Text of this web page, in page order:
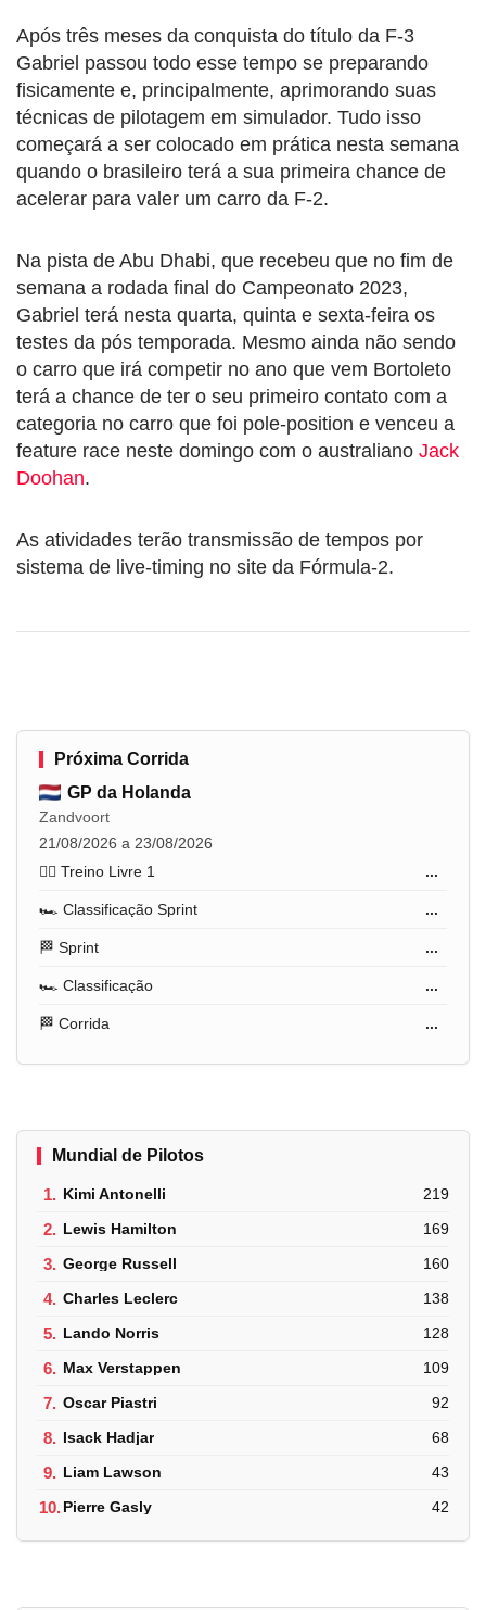
Após três meses da conquista do título da F-3
Gabriel passou todo esse tempo se preparando
fisicamente e, principalmente, aprimorando suas
técnicas de pilotagem em simulador. Tudo isso
começará a ser colocado em prática nesta semana
quando o brasileiro terá a sua primeira chance de
acelerar para valer um carro da F-2.
Na pista de Abu Dhabi, que recebeu que no fim de
semana a rodada final do Campeonato 2023,
Gabriel terá nesta quarta, quinta e sexta-feira os
testes da pós temporada. Mesmo ainda não sendo
o carro que irá competir no ano que vem Bortoleto
terá a chance de ter o seu primeiro contato com a
categoria no carro que foi pole-position e venceu a
feature race neste domingo com o australiano Jack
Doohan.
As atividades terão transmissão de tempos por
sistema de live-timing no site da Fórmula-2.
Próxima Corrida
GP da Holanda
Zandvoort
21/08/2026 a 23/08/2026
🏋️‍♂️ Treino Livre 1
...
🏎️ Classificação Sprint ...
🏁 Sprint ...
🏎️ Classificação ...
🏁 Corrida ...
Mundial de Pilotos
1. Kimi Antonelli 219
2. Lewis Hamilton 169
3. George Russell 160
4. Charles Leclerc 138
5. Lando Norris 128
6. Max Verstappen 109
7. Oscar Piastri 92
8. Isack Hadjar 68
9. Liam Lawson 43
10.Pierre Gasly 42